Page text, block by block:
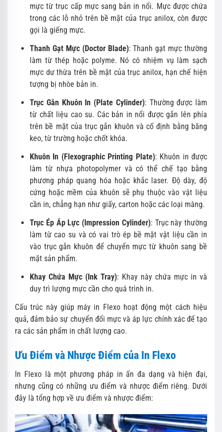
mực từ trục cấp mực sang bản in nổi. Mực được chứa
trong các lỗ nhỏ trên bề mặt của trục anilox, còn được
gọi là giếng mực.
Thanh Gạt Mực (Doctor Blade): Thanh gạt mực thường
làm từ thép hoặc polyme. Nó có nhiệm vụ làm sạch
mực dư thừa trên bề mặt của trục anilox, hạn chế hiện
tượng bị nhòe bản in.
Trục Gắn Khuôn In (Plate Cylinder): Thường được làm
từ chất liệu cao su. Các bản in nổi được gắn lên phía
trên bề mặt của trục gắn khuôn và cố định bằng băng
keo, từ trường hoặc chốt khóa.
Khuôn In (Flexographic Printing Plate): Khuôn in được
làm từ nhựa photopolymer và có thể chế tạo bằng
phương pháp quang hóa hoặc khắc laser. Độ dày, độ
cứng hoặc mềm của khuôn sẽ phụ thuộc vào vật liệu
cần in, chẳng hạn như giấy, carton hoặc các loại màng.
Trục Ép Áp Lực (Impression Cylinder): Trục này thường
làm từ cao su và có vai trò ép bề mặt vật liệu cần in
vào trục gắn khuôn để chuyển mực từ khuôn sang bề
mặt sản phẩm.
Khay Chứa Mực (Ink Tray): Khay này chứa mực in và
duy trì lượng mực cần cho quá trình in.
Cấu trúc này giúp máy in Flexo hoạt động một cách hiệu
quả, đảm bảo sự chuyển đổi mực và áp lực chính xác để tạo
ra các sản phẩm in chất lượng cao.
Ưu Điểm và Nhược Điểm của In Flexo
In Flexo là một phương pháp in ấn đa dạng và hiện đại,
nhưng cũng có những ưu điểm và nhược điểm riêng. Dưới
đây là tổng hợp về ưu điểm và nhược điểm: